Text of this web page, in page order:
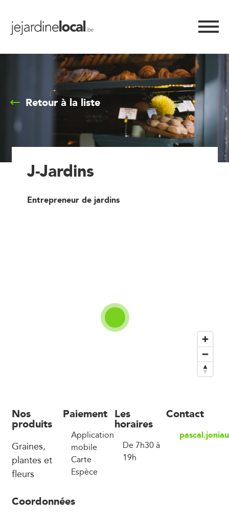
Retour à la liste
J-Jardins
Entrepreneur de jardins
Nos
produits
Graines,
plantes et
fleurs
Paiement
Application
mobile
Carte
Espèce
Les
horaires
De 7h30 à
19h
Contact
Coordonnées